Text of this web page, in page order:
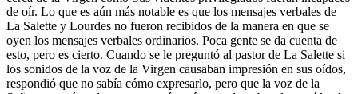
de oír. Lo que es aún más notable es que los mensajes verbales de
La Salette y Lourdes no fueron recibidos de la manera en que se
oyen los mensajes verbales ordinarios. Poca gente se da cuenta de
esto, pero es cierto. Cuando se le preguntó al pastor de La Salette si
los sonidos de la voz de la Virgen causaban impresión en sus oídos,
respondió que no sabía cómo expresarlo, pero que la voz de la